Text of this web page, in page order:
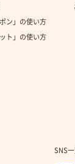
ン」の使い方
ト」の使い方
SNS